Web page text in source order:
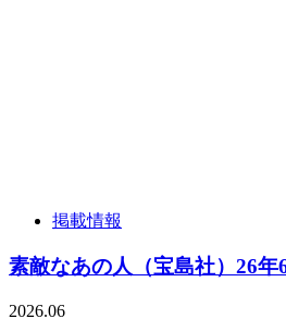
掲載情報
素敵なあの人（宝島社）26年
2026.06